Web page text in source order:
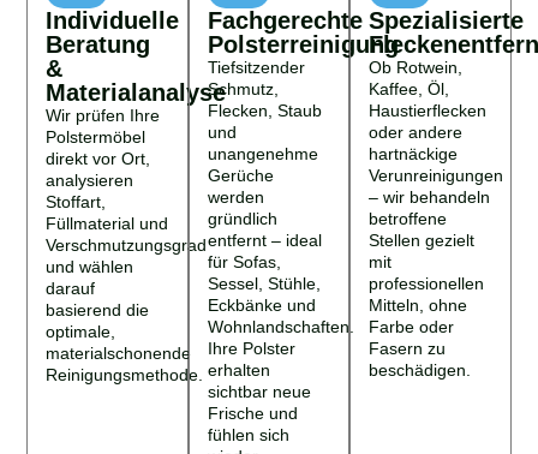
Individuelle
Beratung
&
Materialanalyse
Wir prüfen Ihre
Polstermöbel
direkt vor Ort,
analysieren
Stoffart,
Füllmaterial und
Verschmutzungsgrad
und wählen
darauf
basierend die
optimale,
materialschonende
Reinigungsmethode.
Fachgerechte
Polsterreinigung
Tiefsitzender
Schmutz,
Flecken, Staub
und
unangenehme
Gerüche
werden
gründlich
entfernt – ideal
für Sofas,
Sessel, Stühle,
Eckbänke und
Wohnlandschaften.
Ihre Polster
erhalten
sichtbar neue
Frische und
fühlen sich
Spezialisierte
Ob Rotwein,
Kaffee, Öl,
Haustierflecken
oder andere
hartnäckige
Verunreinigungen
– wir behandeln
betroffene
Stellen gezielt
mit
professionellen
Mitteln, ohne
Farbe oder
Fasern zu
beschädigen.